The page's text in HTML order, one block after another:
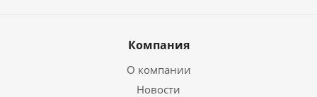
Компания
О компании
Новости